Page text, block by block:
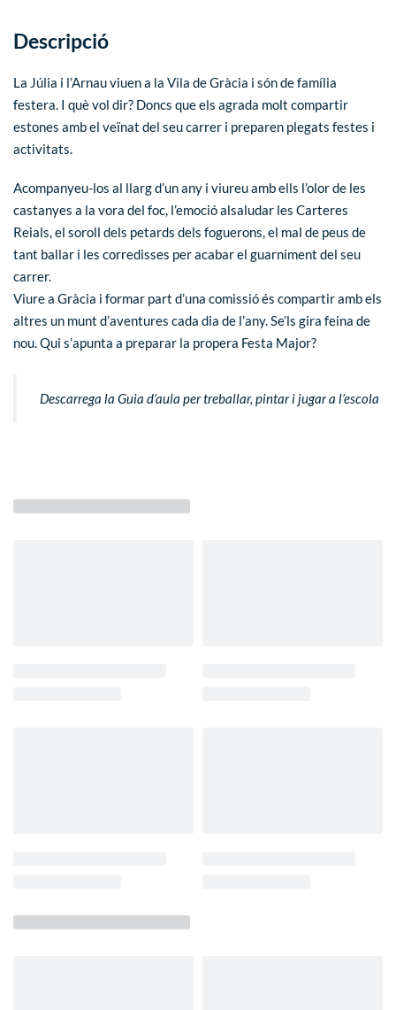
Descripció
La Júlia i l’Arnau viuen a la Vila de Gràcia i són de família
festera. I què vol dir? Doncs que els agrada molt compartir
estones amb el veïnat del seu carrer i preparen plegats festes i
activitats.
Acompanyeu-los al llarg d’un any i viureu amb ells l’olor de les
castanyes a la vora del foc, l’emoció alsaludar les Carteres
Reials, el soroll dels petards dels foguerons, el mal de peus de
tant ballar i les corredisses per acabar el guarniment del seu
carrer.
Viure a Gràcia i formar part d’una comissió és compartir amb els
altres un munt d’aventures cada dia de l’any. Se’ls gira feina de
nou. Qui s’apunta a preparar la propera Festa Major?
Descarrega la Guia d’aula per treballar, pintar i jugar a l’escola